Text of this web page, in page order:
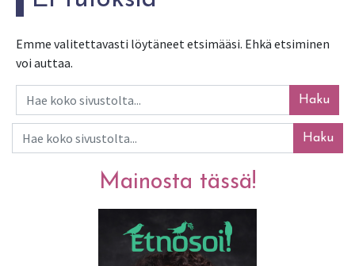
Emme valitettavasti löytäneet etsimääsi. Ehkä etsiminen
voi auttaa.
Haku
Haku
Mainosta tässä!